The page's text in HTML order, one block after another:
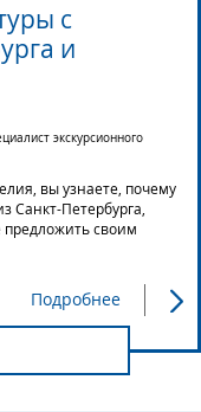
с
и
экскурсионного
вы узнаете, почему
Санкт-Петербурга,
своим
Подробнее